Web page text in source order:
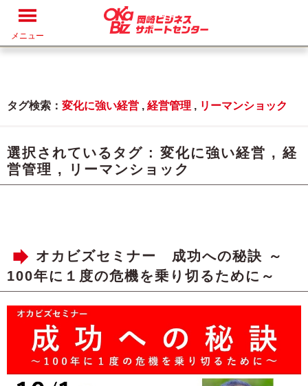
メニュー
タグ検索： 変化に強い経営 , 経営管理 , リーマンショック
選択されているタグ : 変化に強い経営 , 経
営管理 , リーマンショック
オカビズセミナー 成功への秘訣 ～
100年に１度の危機を乗り切るために～